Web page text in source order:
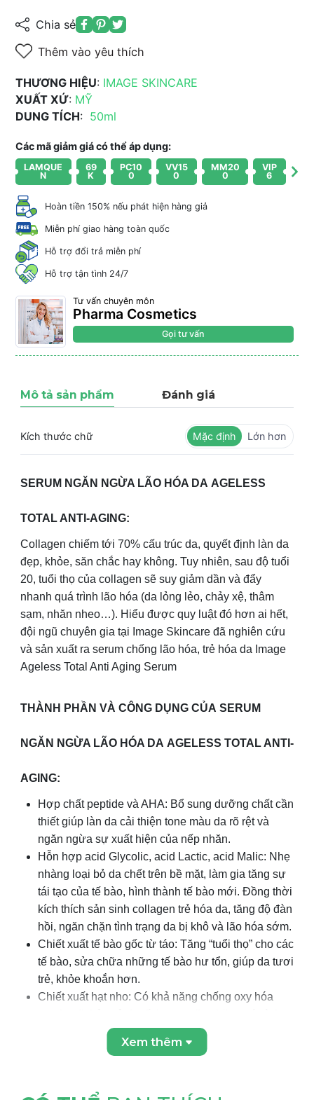
Chia sẻ
Thêm vào yêu thích
THƯƠNG HIỆU: IMAGE SKINCARE
XUẤT XỨ: MỸ
DUNG TÍCH: 50ml
Các mã giảm giá có thể áp dụng:
LAMQUE
N
69
K
PC10
0
VV15
0
MM20
0
VIP
6
Hoàn tiền 150% nếu phát hiện hàng giả
Miễn phí giao hàng toàn quốc
Hỗ trợ đổi trả miễn phí
Hỗ trợ tận tình 24/7
Tư vấn chuyên môn
Pharma Cosmetics
Gọi tư vấn
Mô tả sản phẩm Đánh giá
Kích thước chữ Mặc định Lớn hơn
SERUM NGĂN NGỪA LÃO HÓA DA AGELESS
TOTAL ANTI-AGING:
Collagen chiếm tới 70% cấu trúc da, quyết định làn da
đẹp, khỏe, săn chắc hay không. Tuy nhiên, sau độ tuổi
20, tuổi thọ của collagen sẽ suy giảm dần và đẩy
nhanh quá trình lão hóa (da lỏng lẻo, chảy xệ, thâm
sạm, nhăn nheo…). Hiểu được quy luật đó hơn ai hết,
đội ngũ chuyên gia tại Image Skincare đã nghiên cứu
và sản xuất ra serum chống lão hóa, trẻ hóa da Image
Ageless Total Anti Aging Serum
THÀNH PHẦN VÀ CÔNG DỤNG CỦA SERUM
NGĂN NGỪA LÃO HÓA DA AGELESS TOTAL ANTI-
AGING:
Hợp chất peptide và AHA: Bổ sung dưỡng chất cần
thiết giúp làn da cải thiện tone màu da rõ rệt và
ngăn ngừa sự xuất hiện của nếp nhăn.
Hỗn hợp acid Glycolic, acid Lactic, acid Malic: Nhẹ
nhàng loại bỏ da chết trên bề mặt, làm gia tăng sự
tái tạo của tế bào, hình thành tế bào mới. Đồng thời
kích thích sản sinh collagen trẻ hóa da, tăng độ đàn
hồi, ngăn chặn tình trạng da bị khô và lão hóa sớm.
Chiết xuất tế bào gốc từ táo: Tăng “tuổi thọ” cho các
tế bào, sửa chữa những tế bào hư tổn, giúp da tươi
trẻ, khỏe khoắn hơn.
Chiết xuất hạt nho: Có khả năng chống oxy hóa
BV-OSC (tetrahexyldecyl ascorbate): Làm sáng da,
Xem thêm